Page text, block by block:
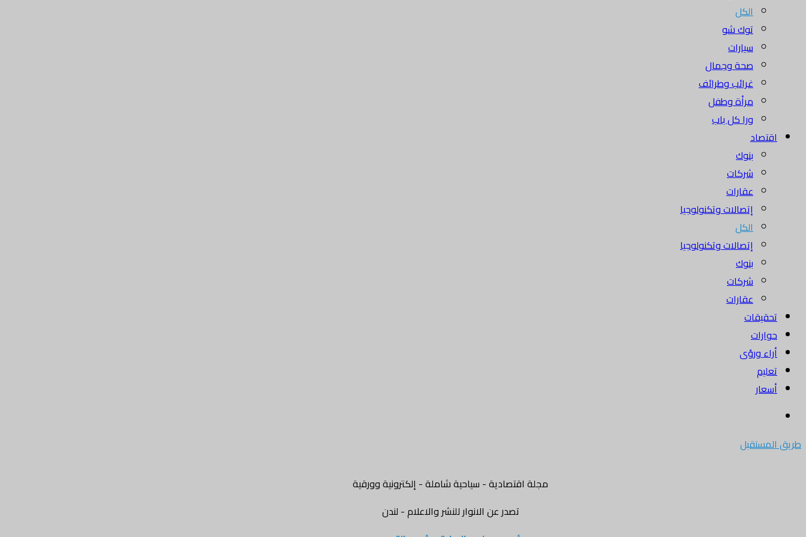
الكل
توك شو
سيارات
صحة وجمال
غرائب وطرائف
مرأة وطفل
ورا كل باب
اقتصاد
بنوك
شركات
عقارات
إتصالات وتكنولوجيا
الكل
إتصالات وتكنولوجيا
بنوك
شركات
عقارات
تحقيقات
حوارات
أراء ورؤى
تعليم
أسعار
طريق المستقبل
مجلة اقتصادية - سياحية شاملة - إلكترونية وورقية
تصدر عن الانوار للنشر والاعلام - لندن